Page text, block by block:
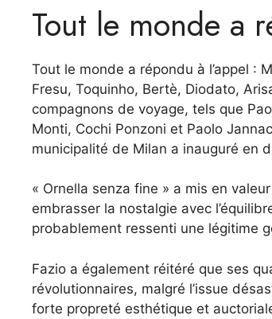
Tout le monde a
Tout le monde a répondu à l’appel :
Fresu, Toquinho, Bertè, Diodato,
compagnons de voyage, tels que
Monti, Cochi Ponzoni et Paolo
municipalité de Milan a inauguré en
« Ornella senza fine » a mis en
embrasser la nostalgie avec
probablement ressenti une légitime
Fazio a également réitéré que ses
révolutionnaires, malgré l’issue
forte propreté esthétique et